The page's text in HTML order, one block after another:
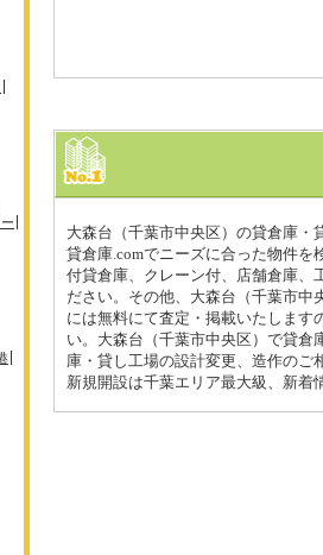
大森台（千葉市中央区）の貸倉庫・
貸倉庫.comでニーズに合った物件
付貸倉庫、クレーン付、店舗倉庫、
ださい。その他、大森台（千葉市中
には無料にて査定・掲載いたします
い。大森台（千葉市中央区）で貸倉
庫・貸し工場の設計変更、造作のご
新規開設は千葉エリア最大級、新着